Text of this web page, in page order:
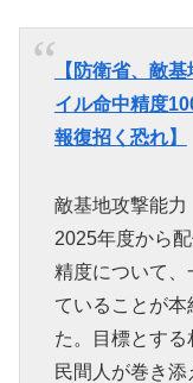
【防衛省、敵
イル命中精度
報復招く恐れ】
敵基地攻撃能
2025年度から
精度について、
ていることが
た。目標とす
民間人が巻き